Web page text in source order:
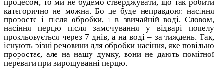
процесом, то ми не будемо стверджувати, що так робити
категорично не можна. Бо це буде неправдою: насіння
проросте і після обробки, і в звичайній воді. Словом,
насіння перцю після замочування у відварі попелу
прокльовується через 7 днів, а на воді – за тиждень. Так,
існують різні речовини для обробки насіння, яке повільно
проростає, але на нашу думку, вони не дають помітної
переваги при вирощуванні перцю.